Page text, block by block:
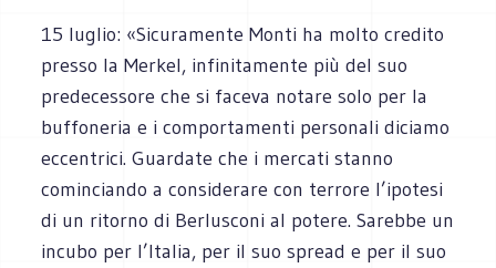
15 luglio: «Sicuramente Monti ha molto credito
presso la Merkel, infinitamente più del suo
predecessore che si faceva notare solo per la
buffoneria e i comportamenti personali diciamo
eccentrici. Guardate che i mercati stanno
cominciando a considerare con terrore l’ipotesi
di un ritorno di Berlusconi al potere. Sarebbe un
incubo per l’Italia, per il suo spread e per il suo